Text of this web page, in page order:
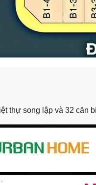
thự song lập và 32 căn